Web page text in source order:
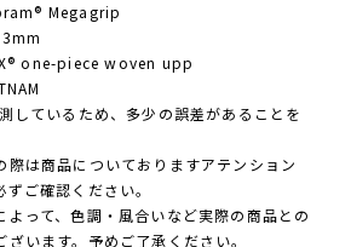
Megagrip
one-piece woven upp
しているため、多少の誤差があることを
際は商品についておりますアテンション
ご確認ください。
よって、色調・風合いなど実際の商品との
います。予めご了承ください。